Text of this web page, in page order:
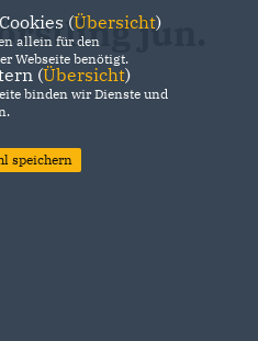
jun.
(Übersicht)
allein für den
Webseite benötigt.
(Übersicht)
binden wir Dienste und
speichern